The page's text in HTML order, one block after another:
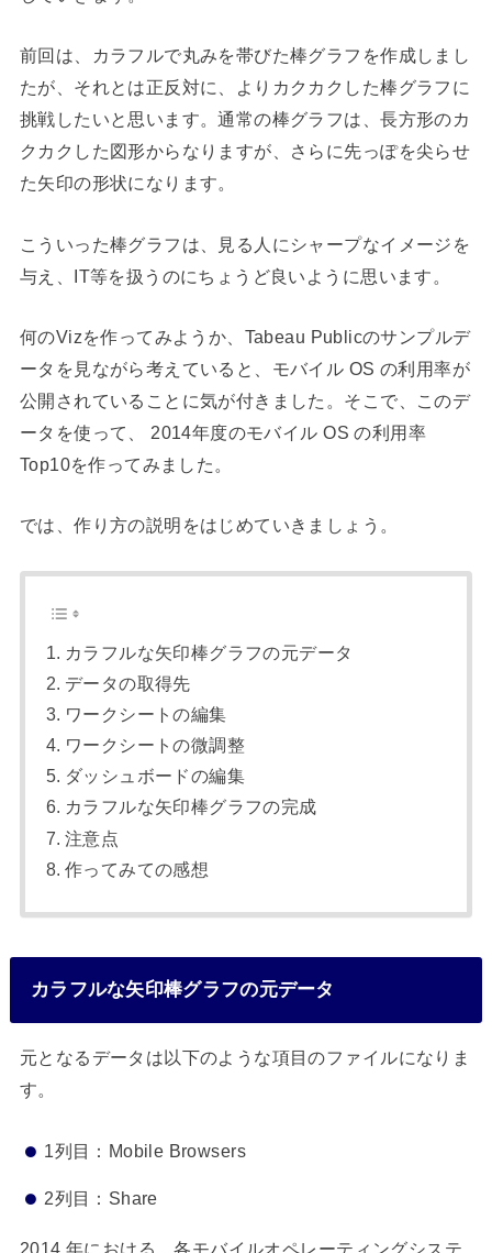
前回は、カラフルで丸みを帯びた棒グラフを作成しまし
たが、それとは正反対に、よりカクカクした棒グラフに
挑戦したいと思います。通常の棒グラフは、長方形のカ
クカクした図形からなりますが、さらに先っぽを尖らせ
た矢印の形状になります。
こういった棒グラフは、見る人にシャープなイメージを
与え、IT等を扱うのにちょうど良いように思います。
何のVizを作ってみようか、Tabeau Publicのサンプルデ
ータを見ながら考えていると、モバイル OS の利用率が
公開されていることに気が付きました。そこで、このデ
ータを使って、 2014年度のモバイル OS の利用率
Top10を作ってみました。
では、作り方の説明をはじめていきましょう。
カラフルな矢印棒グラフの元データ
データの取得先
ワークシートの編集
ワークシートの微調整
ダッシュボードの編集
カラフルな矢印棒グラフの完成
注意点
作ってみての感想
カラフルな矢印棒グラフの元データ
元となるデータは以下のような項目のファイルになりま
す。
1列目：Mobile Browsers
2列目：Share
2014 年における、各モバイルオペレーティングシステ